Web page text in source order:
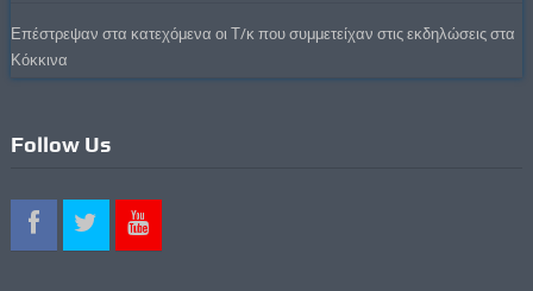
Επέστρεψαν στα κατεχόμενα οι Τ/κ που συμμετείχαν στις εκδηλώσεις στα
Κόκκινα
Follow Us